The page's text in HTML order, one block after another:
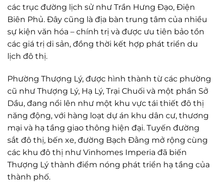
các trục đường lịch sử như Trần Hưng Đạo, Điện
Biên Phủ. Đây cũng là địa bàn trung tâm của nhiều
sự kiện văn hóa – chính trị và được ưu tiên bảo tồn
các giá trị di sản, đồng thời kết hợp phát triển du
lịch đô thị.
Phường Thượng Lý, được hình thành từ các phường
cũ như Thượng Lý, Hạ Lý, Trại Chuối và một phần Sở
Dầu, đang nổi lên như một khu vực tái thiết đô thị
năng động, với hàng loạt dự án khu dân cư, thương
mại và hạ tầng giao thông hiện đại. Tuyến đường
sắt đô thị, bến xe, đường Bạch Đằng mở rộng cùng
các khu đô thị như Vinhomes Imperia đã biến
Thượng Lý thành điểm nóng phát triển hạ tầng của
thành phố.